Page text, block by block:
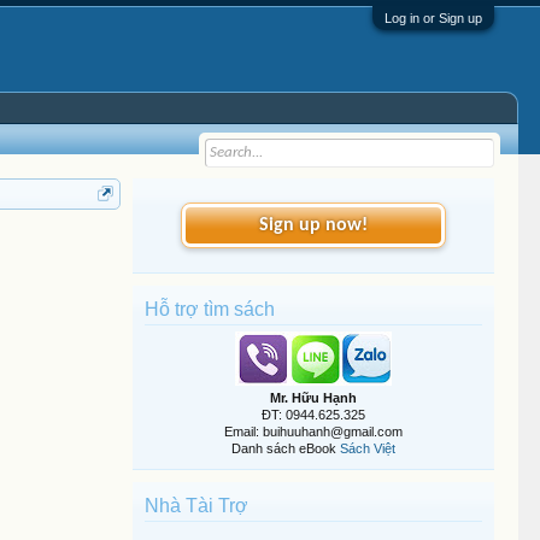
Log in or Sign up
Sign up now!
Hỗ trợ tìm sách
Mr. Hữu Hạnh
ĐT: 0944.625.325
Email: buihuuhanh@gmail.com
Danh sách eBook Sách Việt
Nhà Tài Trợ